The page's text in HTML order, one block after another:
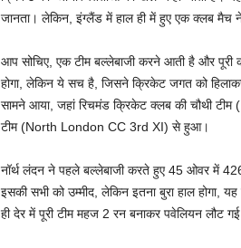
जानता। लेकिन, इंग्लैंड में हाल ही में हुए एक क्लब मैच
आप सोचिए, एक टीम बल्लेबाजी करने आती है और पूरी
होगा, लेकिन ये सच है, जिसने क्रिकेट जगत को
सामने आया, जहां रिचमंड क्रिकेट क्लब की चौथी
टीम (North London CC 3rd XI) से हुआ।
नॉर्थ लंदन ने पहले बल्लेबाजी करते हुए 45 ओवर में
इसकी सभी को उम्मीद, लेकिन इतना बुरा हाल होगा,
ही देर में पूरी टीम महज 2 रन बनाकर पवेलियन लौट